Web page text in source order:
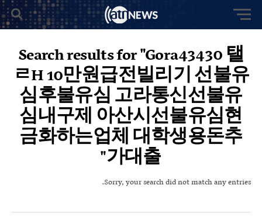
Search results for "Gora43430 탤
ㄹH 10만원급전빌리기 선불유
심후불유심 고라통신선불유
심내구제 아산시선불유심현
금화하는업체 대학생용돈추
가대출"
Sorry, your search did not match any entries.